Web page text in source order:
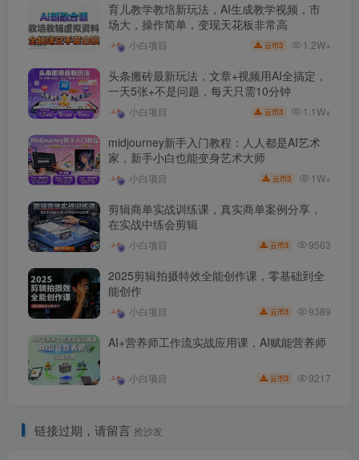
育儿教学教培新玩法，AI生成教学视频，市
场大，操作简单，变现天花板非常高
小白项目 云币3 1.2W+
头条搬砖最新玩法，文章+视频用AI全搞定，
一天5张+不是问题，每天只需10分钟
小白项目 云币3 1.1W+
midjourney新手入门教程：人人都是AI艺术
家，新手小白也能变身艺术大师
小白项目 云币3 1W+
剪辑商单实战训练课，真实商单案例分享，
在实战中练会剪辑
小白项目 云币3 9563
2025剪辑拍摄特效全能创作课，零基础到全
能创作
小白项目 云币3 9389
AI+营养师工作流实战应用课，AI赋能营养师
小白项目 云币3 9217
链接过期，请留言 抢沙发